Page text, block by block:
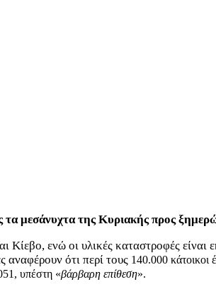
τα μεσάνυχτα της Κυριακής προς
ενώ οι υλικές καταστροφές είναι
ότι περί τους 140.000 κάτοικοι
υπέστη «βάρβαρη επίθεση».